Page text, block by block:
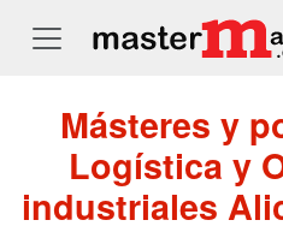
Másteres y
Logística y
industriales